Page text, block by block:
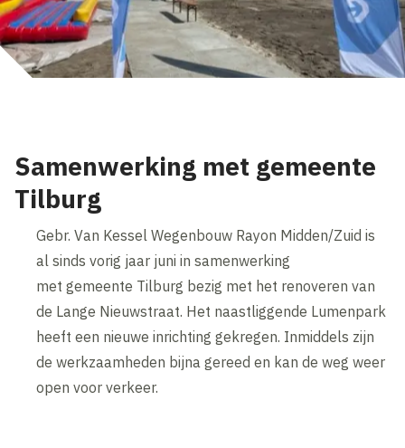
Samenwerking met gemeente
Tilburg
Gebr. Van Kessel Wegenbouw Rayon Midden/Zuid is
al sinds vorig jaar juni in samenwerking
met gemeente Tilburg bezig met het renoveren van
de Lange Nieuwstraat. Het naastliggende Lumenpark
heeft een nieuwe inrichting gekregen. Inmiddels zijn
de werkzaamheden bijna gereed en kan de weg weer
open voor verkeer.